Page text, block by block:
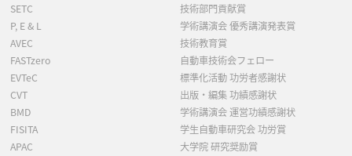
SETC
P, E & L
AVEC
FASTzero
EVTeC
CVT
BMD
FISITA
APAC
技術部門貢献賞
学術講演会 優秀講演発表賞
技術教育賞
自動車技術会フェロー
標準化活動 功労者感謝状
出版・編集 功績感謝状
学術講演会 運営功績感謝状
学生自動車研究会 功労賞
大学院 研究奨励賞